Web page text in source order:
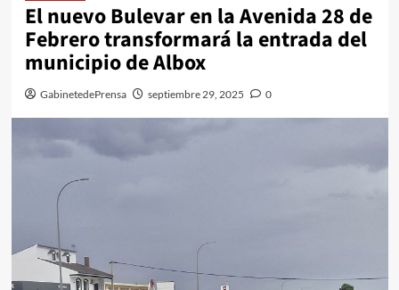
El nuevo Bulevar en la Avenida 28 de
Febrero transformará la entrada del
municipio de Albox
GabinetedePrensa septiembre 29, 2025 0